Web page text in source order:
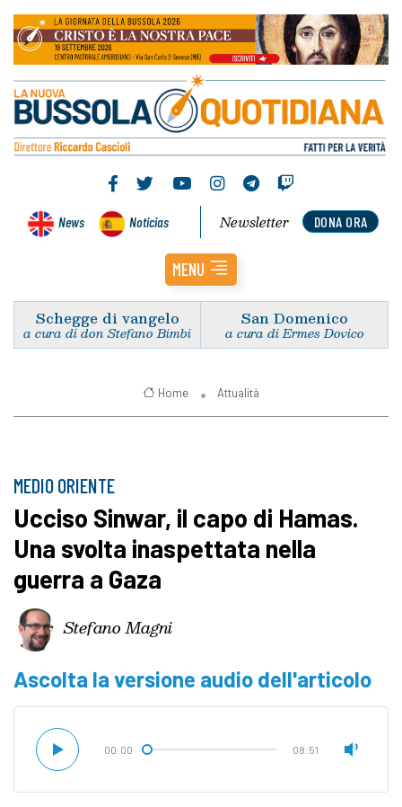
News Noticias DONA ORA
Newsletter
MENU
Schegge di vangelo
a cura di don Stefano Bimbi
San Domenico
a cura di Ermes Dovico
Home Attualità
MEDIO ORIENTE
Ucciso Sinwar, il capo di Hamas.
Una svolta inaspettata nella
guerra a Gaza
Stefano Magni
Ascolta la versione audio dell'articolo
00:00 08:51